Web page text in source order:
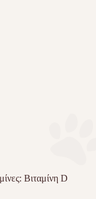
Βιταμίνη D